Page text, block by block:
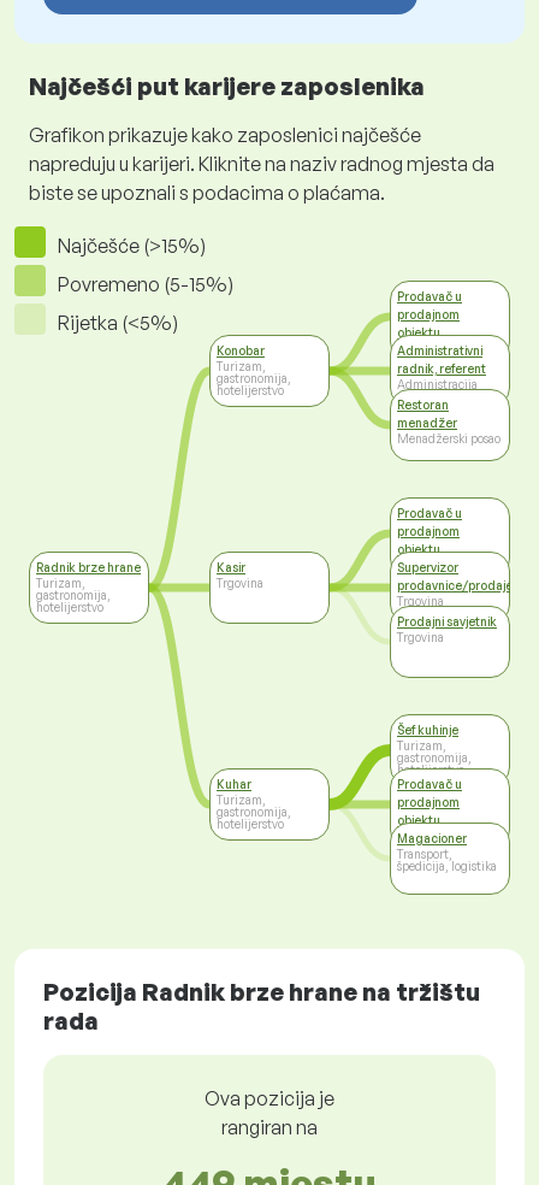
Najčešći put karijere zaposlenika
Grafikon prikazuje kako zaposlenici najčešće
napreduju u karijeri. Kliknite na naziv radnog mjesta da
biste se upoznali s podacima o plaćama.
Najčešće (>15%)
Povremeno (5-15%)
Rijetka (<5%)
Radnik brze hrane
Turizam,
gastronomija,
hotelijerstvo
Konobar
Turizam,
gastronomija,
hotelijerstvo
Kasir
Trgovina
Kuhar
Turizam,
gastronomija,
hotelijerstvo
Prodavač u
prodajnom
objektu
Trgovina
Administrativni
radnik, referent
Administracija
Restoran
menadžer
Menadžerski posao
Prodavač u
prodajnom
objektu
Trgovina
Supervizor
prodavnice/prodaje
Trgovina
Prodajni savjetnik
Trgovina
Šef kuhinje
Turizam,
gastronomija,
hotelijerstvo
Prodavač u
prodajnom
objektu
Trgovina
Magacioner
Transport,
špedicija, logistika
Pozicija Radnik brze hrane na tržištu
rada
Ova pozicija je
rangiran na